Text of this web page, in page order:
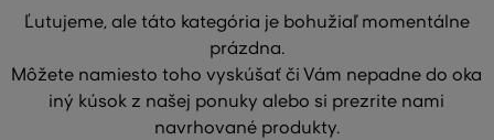
Ľutujeme, ale táto kategória je bohužiaľ momentálne
prázdna.
Môžete namiesto toho vyskúšať či Vám nepadne do oka
iný kúsok z našej ponuky alebo si prezrite nami
navrhované produkty.